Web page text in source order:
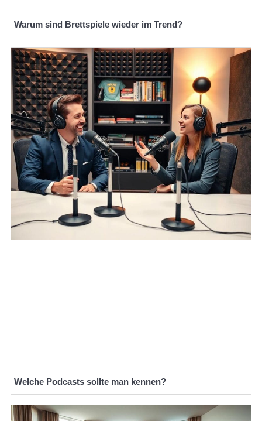
Warum sind Brettspiele wieder im Trend?
Welche Podcasts sollte man kennen?